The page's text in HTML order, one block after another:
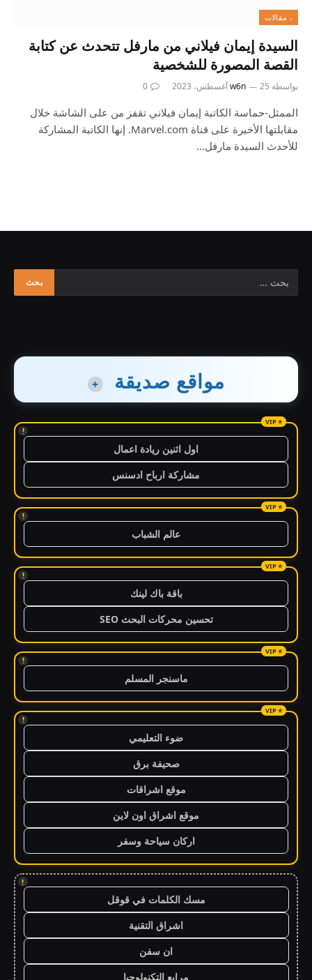
، مقالات
السيدة إيمان فيلاني من مارفل تتحدث عن كتابة
القصة المصورة للشخصية
بواسطة w6n 25 أغسطس، 2023 0
الممثل-حماسة الكاتبة إيمان فيلاني تقفز من على الشاشة خلال
مقابلتها الأخيرة على قناة Marvel.com. إنها الكاتبة المشاركة
للأحدث السيدة مارفل…
مواقع صديقة +
!
اول اثنين ريادة اعمال
مشاركة ارباح ادسنس
!
عالم الشباب
!
باقة باك لينك
تحسين محركات البحث SEO
!
ماسنجر المسلم
!
ضوء التعليمي
صحيفة برق
موقع اشراقات
موقع اشراق اون لاين
اركان سياحة وسفر
!
مسك الكلمات في قوقل
اشراق التقنية
ان سفن
مرابع التكنولوجيا